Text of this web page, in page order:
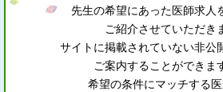
先生の希望にあった医師求人
ご紹介させていただき
サイトに掲載されていない非公
ご案内することができま
希望の条件にマッチする